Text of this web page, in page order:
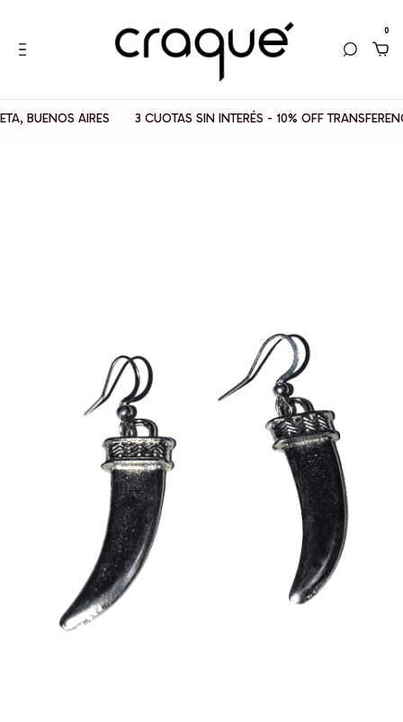
0
AIRES 3 CUOTAS SIN INTERÉS - 10% OFF TRANSFERENCIAS